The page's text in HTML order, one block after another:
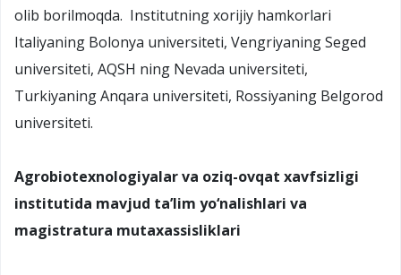
olib borilmoqda. Institutning xorijiy hamkorlari
Italiyaning Bolonya universiteti, Vengriyaning Seged
universiteti, AQSH ning Nevada universiteti,
Turkiyaning Anqara universiteti, Rossiyaning Belgorod
universiteti.
Agrobiotexnologiyalar va oziq-ovqat xavfsizligi
institutida mavjud ta’lim yo‘nalishlari va
magistratura mutaxassisliklari